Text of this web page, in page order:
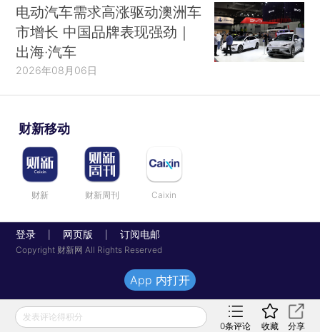
电动汽车需求高涨驱动澳洲车
市增长 中国品牌表现强劲｜
出海·汽车
2026年08月06日
财新移动
财新 财新周刊 Caixin
登录 网页版 订阅电邮
Copyright 财新网 All Rights Reserved
发表评论得积分
0条评论 收藏 分享
App 内打开